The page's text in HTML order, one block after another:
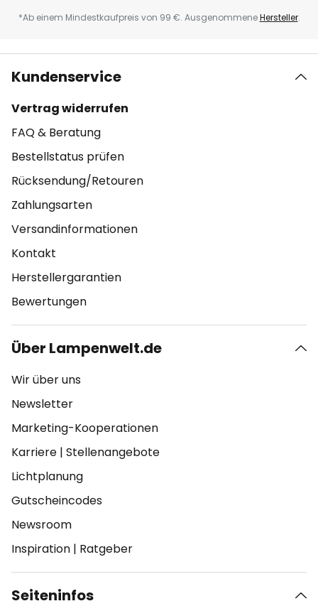
*Ab einem Mindestkaufpreis von 99 €. AusgenommeneHersteller.
Kundenservice
Vertrag widerrufen
FAQ & Beratung
Bestellstatus prüfen
Rücksendung/Retouren
Zahlungsarten
Versandinformationen
Kontakt
Herstellergarantien
Bewertungen
Über Lampenwelt.de
Wir über uns
Newsletter
Marketing-Kooperationen
Karriere | Stellenangebote
Lichtplanung
Gutscheincodes
Newsroom
Inspiration | Ratgeber
Seiteninfos